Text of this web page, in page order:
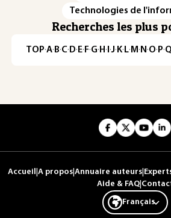
Technologies de
Recherches les plus
TOP·A·B·C·D·E·F·G·H·I·J·K·L·M·N·O·P·Q
Accueil A propos Annuaire auteurs
Aide & FAQ|
Français